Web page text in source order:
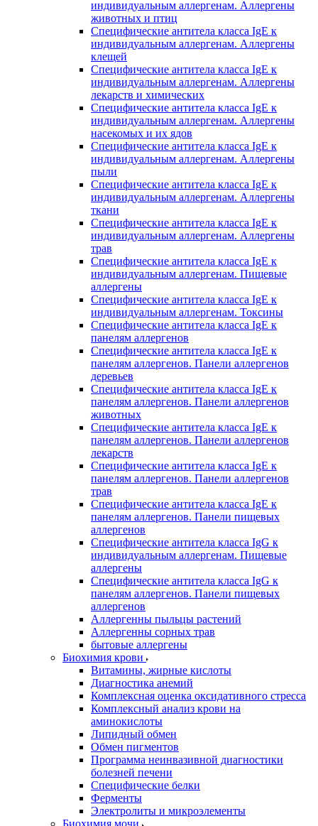
индивидуальным аллергенам. Аллергены
животных и птиц
Специфические антитела класса IgE к
индивидуальным аллергенам. Аллергены
клещей
Специфические антитела класса IgE к
индивидуальным аллергенам. Аллергены
лекарств и химических
Специфические антитела класса IgE к
индивидуальным аллергенам. Аллергены
насекомых и их ядов
Специфические антитела класса IgE к
индивидуальным аллергенам. Аллергены
пыли
Специфические антитела класса IgE к
индивидуальным аллергенам. Аллергены
ткани
Специфические антитела класса IgE к
индивидуальным аллергенам. Аллергены
трав
Специфические антитела класса IgE к
индивидуальным аллергенам. Пищевые
аллергены
Специфические антитела класса IgE к
индивидуальным аллергенам. Токсины
Специфические антитела класса IgE к
панелям аллергенов
Специфические антитела класса IgE к
панелям аллергенов. Панели аллергенов
деревьев
Специфические антитела класса IgE к
панелям аллергенов. Панели аллергенов
животных
Специфические антитела класса IgE к
панелям аллергенов. Панели аллергенов
лекарств
Специфические антитела класса IgE к
панелям аллергенов. Панели аллергенов
трав
Специфические антитела класса IgE к
панелям аллергенов. Панели пищевых
аллергенов
Специфические антитела класса IgG к
индивидуальным аллергенам. Пищевые
аллергены
Специфические антитела класса IgG к
панелям аллергенов. Панели пищевых
аллергенов
Аллергенны пыльцы растений
Аллергенны сорных трав
бытовые аллергены
Биохимия крови
Витамины, жирные кислоты
Диагностика анемий
Комплексная оценка оксидативного стресса
Комплексный анализ крови на
аминокислоты
Липидный обмен
Обмен пигментов
Программа неинвазивной диагностики
болезней печени
Специфические белки
Ферменты
Электролиты и микроэлементы
Биохимия мочи